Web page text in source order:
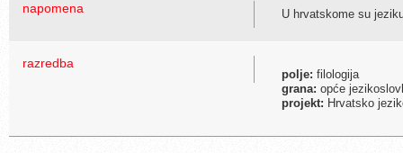
napomena U hrvatskome su
razredba
polje: filologija
grana: opće
projekt: Hrvatsko